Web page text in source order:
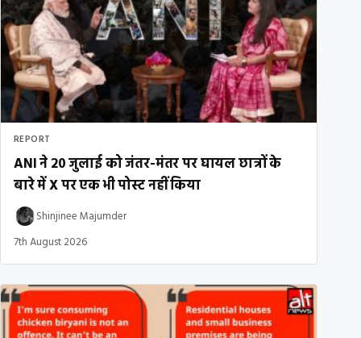
REPORT
ANI ने 20 जुलाई को जंतर-मंतर पर घायल छात्रों के
बारे में X पर एक भी पोस्ट नहीं किया
Shinjinee Majumder
7th August 2026